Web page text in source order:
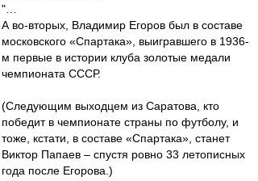
"…
А во-вторых, Владимир Егоров был в составе
московского «Спартака», выигравшего в 1936-
м первые в истории клуба золотые медали
чемпионата СССР.
(Следующим выходцем из Саратова, кто
победит в чемпионате страны по футболу, и
тоже, кстати, в составе «Спартака», станет
Виктор Папаев – спустя ровно 33 летописных
года после Егорова.)